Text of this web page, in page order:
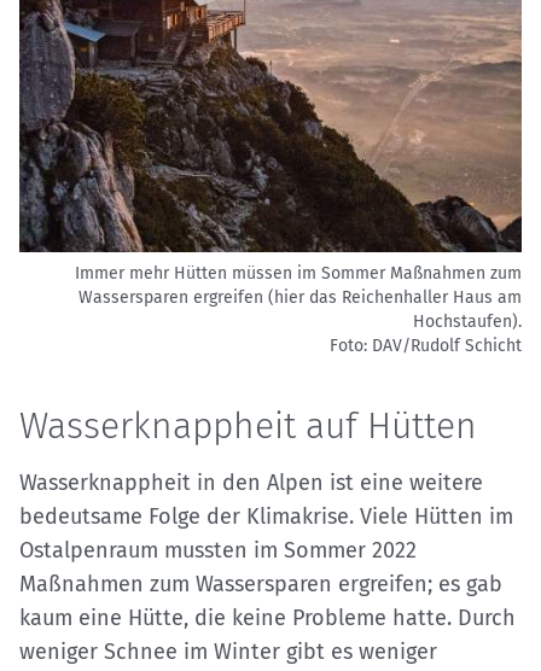
Immer mehr Hütten müssen im Sommer Maßnahmen zum
Wassersparen ergreifen (hier das Reichenhaller Haus am
Hochstaufen).
Foto: DAV/Rudolf Schicht
Wasserknappheit auf Hütten
Wasserknappheit in den Alpen ist eine weitere
bedeutsame Folge der Klimakrise. Viele Hütten im
Ostalpenraum mussten im Sommer 2022
Maßnahmen zum Wassersparen ergreifen; es gab
kaum eine Hütte, die keine Probleme hatte. Durch
weniger Schnee im Winter gibt es weniger